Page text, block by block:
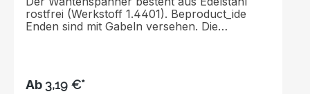
rostfrei (Werkstoff 1.4401). Beproduct_ide
Enden sind mit Gabeln versehen. Die
Ab 3,19 €*